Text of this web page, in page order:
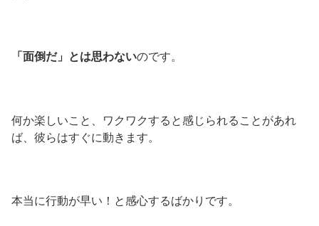
「面倒だ」とは思わないのです。
何か楽しいこと、ワクワクすると感じられることがあれ
ば、彼らはすぐに動きます。
本当に行動が早い！と感心するばかりです。